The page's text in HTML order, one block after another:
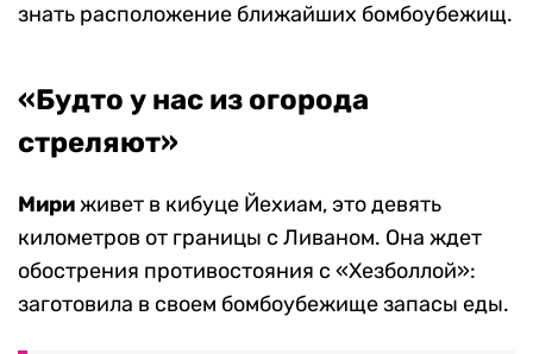
знать расположение ближайших бомбоубежищ.
«Будто у нас из огорода
стреляют»
Мириживет в кибуце Йехиам, это девять
километров от границы с Ливаном. Она ждет
обострения противостояния с «Хезболлой»:
заготовила в своем бомбоубежище запасы еды.